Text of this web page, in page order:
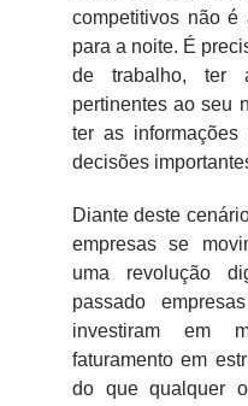
competitivos não
para a noite. É
de trabalho, ter
pertinentes ao seu
ter as
decisões
Diante deste
empresas se
uma revolução
passado
investiram em
faturamento em
do que qualquer